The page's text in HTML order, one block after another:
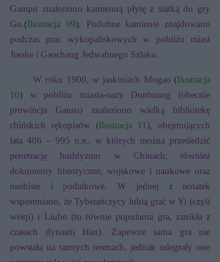
Gampo znaleziono kamienną płytę z siatką do gry
Go.(Ilustracja 09). Podobne kamienie znajdowano
podczas prac wykopaliskowych w pobliżu miast
Jiaohe i Gaochang Jedwabnego Szlaku.
W roku 1900, w jaskiniach Mogao (Ilustracja
10) w pobliżu miasta-oazy Dunhuang (obecnie
prowincja Gansu) znaleziono wielką bibliotekę
chińskich rękopisów (Ilustracja 11 ), obejmujących
lata 406 – 995 n.e., w których można prześledzić
penetrację buddyzmu w Chinach; również
dokumenty historyczne, wojskowe i naukowe oraz
osobiste i podatkowe. W jednej z notatek
wspomniano, że Tybetańczycy lubią grać w Yi (czyli
weiqi) i Liubo (to równie popularna gra, zanikła z
czasach dynastii Han). Zapewne sama gra nie
powstała na tamtych terenach, jednak odegrały one